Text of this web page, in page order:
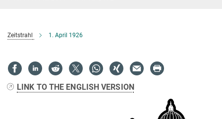
Zeitstrahl 1. April 1926
LINK TO THE ENGLISH VERSION